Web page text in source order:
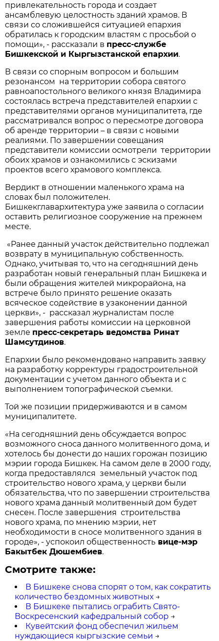
привлекательность города и создает
ансамблевую целостность зданий храмов. В
связи со сложившейся ситуацией епархия
обратилась к городским властям с просьбой о
помощи», - рассказали в пресс-службе
Бишкекской и Кыргызстанской епархии.
В связи со спорным вопросом и большим
резонансом на территории собора святого
равноапостольного великого князя Владимира
состоялась встреча представителей епархии с
представителями органов муниципалитета, где
рассматривался вопрос о пересмотре договора
об аренде территории – в связи с новыми
реалиями. По завершении совещания
представители комиссии осмотрели территории
обоих храмов и ознакомились с эскизами
проектов всего храмового комплекса.
Вердикт в отношении маленького храма на
словах был положителен.
Бишкекглавархитектура уже заявила о согласии
оставить религиозное сооружение на прежнем
месте.
«Ранее данный участок действительно подлежал
возврату в муниципальную собственность.
Однако, учитывая то, что на сегодняшний день
разработан новый генеральный план Бишкека и
были обращения жителей микрорайона, на
встрече было принято решение оказать
всяческое содействие в узаконении данной
церкви», - рассказал журналистам после
завершения работы комиссии на церковной
земле пресс-секретарь ведомства Ринат
Шамсутдинов.
Епархии было рекомендовано направить заявку
на разработку корректуры градостроительной
документации с учетом данного объекта и с
выполнением топографической съемки.
Той же позиции придерживаются и в самом
муниципалитете.
«На сегодняшний день обсуждается вопрос
возможного сноса данного молитвенного дома, и
хотелось бы донести до наших горожан позицию
мэрии города Бишкек. На самом деле в 2000 году,
когда предоставлялся земельный участок под
строительство нового храма, у церкви были
обязательства, что по завершении строительства
нового храма данный молитвенный дом будет
снесен. После завершения строительства
нового храма, по мнению мэрии, нет
необходимости в сносе молитвенного здания в
городе», - успокоил общественность вице-мэр
Бакытбек Дюшембиев.
Смотрите также:
В Бишкеке снова спорят о том, как сократить
количество бездомных животных →
В Бишкеке пытались ограбить Свято-
Воскресенский кафедральный собор →
Кувейтский фонд обеспечил жильем
нуждающиеся кыргызские семьи →